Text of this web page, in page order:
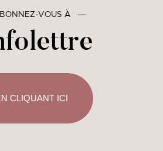
VOUS À ―
CLIQUANT ICI